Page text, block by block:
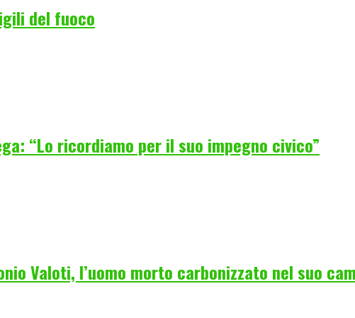
del fuoco
“Lo ricordiamo per il suo impegno civico”
Valoti, l’uomo morto carbonizzato nel suo